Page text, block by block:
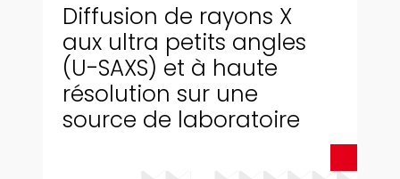
Diffusion de rayons X
aux ultra petits angles
(U-SAXS) et à haute
résolution sur une
source de laboratoire